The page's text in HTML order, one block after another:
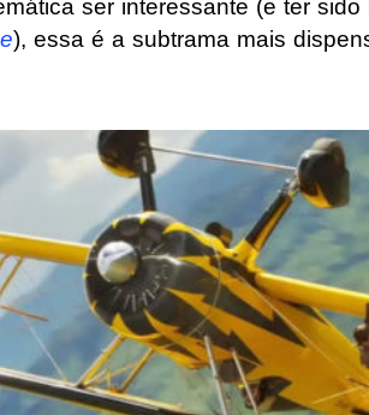
ser interessante (e ter
), essa é a subtrama mais